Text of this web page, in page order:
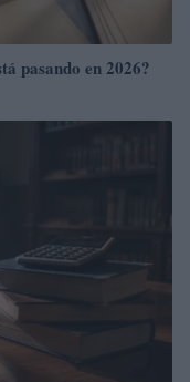
pasando en 2026?